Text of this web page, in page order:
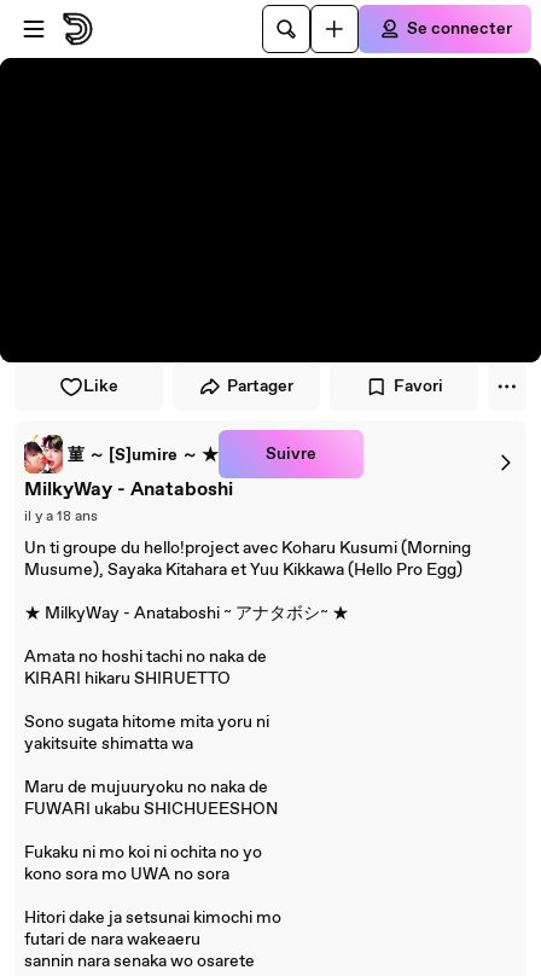
Passer au player
Passer au contenu principal
Se connecter
Like Partager Favori
菫 ～ [S]umire ～ ★ Suivre
MilkyWay - Anataboshi
il y a 18 ans
Un ti groupe du hello!project avec Koharu Kusumi (Morning
Musume), Sayaka Kitahara et Yuu Kikkawa (Hello Pro Egg)
★ MilkyWay - Anataboshi ~ アナタボシ~ ★
Amata no hoshi tachi no naka de
KIRARI hikaru SHIRUETTO
Sono sugata hitome mita yoru ni
yakitsuite shimatta wa
Maru de mujuuryoku no naka de
FUWARI ukabu SHICHUEESHON
Fukaku ni mo koi ni ochita no yo
kono sora mo UWA no sora
Hitori dake ja setsunai kimochi mo
futari de nara wakeaeru
sannin nara senaka wo osarete